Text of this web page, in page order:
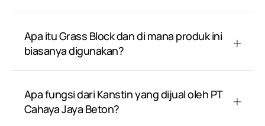
Apa itu Grass Block dan di mana produk ini
biasanya digunakan?
Apa fungsi dari Kanstin yang dijual oleh PT
Cahaya Jaya Beton?